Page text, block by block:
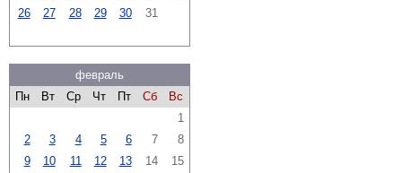
26
27 28 29 30 31
февраль
Пн
Вт Ср Чт Пт Сб
Вс
1
2
3 4 5 6 7
8
9
10 11 12 13 14 15